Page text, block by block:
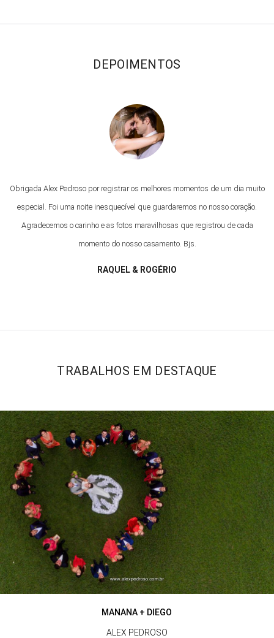
DEPOIMENTOS
Obrigada Alex Pedroso por registrar os melhores momentos de um dia muito
especial. Foi uma noite inesquecível que guardaremos no nosso coração.
Agradecemos o carinho e as fotos maravilhosas que registrou de cada
momento do nosso casamento. Bjs.
RAQUEL & ROGÉRIO
TRABALHOS EM DESTAQUE
MANANA + DIEGO
ALEX PEDROSO